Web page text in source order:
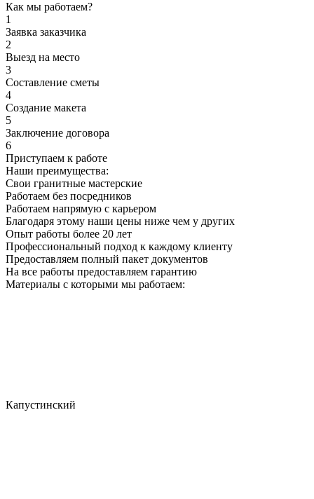
Как мы работаем?
1
Заявка заказчика
2
Выезд на место
3
Составление сметы
4
Создание макета
5
Заключение договора
6
Приступаем к работе
Наши преимущества:
Свои гранитные мастерские
Работаем без посредников
Работаем напрямую с карьером
Благодаря этому наши цены ниже чем у других
Опыт работы более 20 лет
Профессиональный подход к каждому клиенту
Предоставляем полный пакет документов
На все работы предоставляем гарантию
Материалы с которыми мы работаем:
Капустинский